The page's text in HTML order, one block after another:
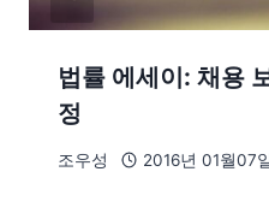
법률 에세이: 채용
정
조우성 2016년 01월07